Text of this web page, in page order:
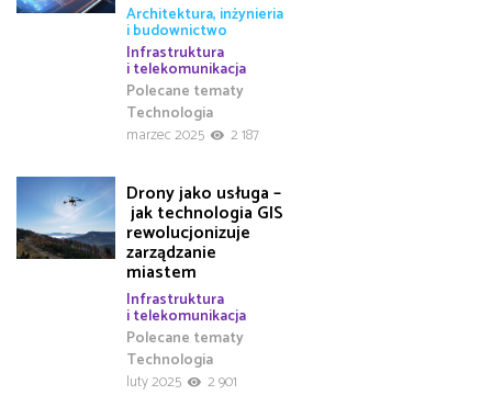
Architektura, inżynieria
i budownictwo
Infrastruktura
i telekomunikacja
Polecane tematy
Technologia
marzec 2025
2 187
Drony jako usługa –
jak technologia GIS
rewolucjonizuje
zarządzanie
miastem
Infrastruktura
i telekomunikacja
Polecane tematy
Technologia
luty 2025
2 901